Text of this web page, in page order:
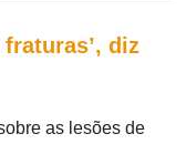
diz
as lesões de